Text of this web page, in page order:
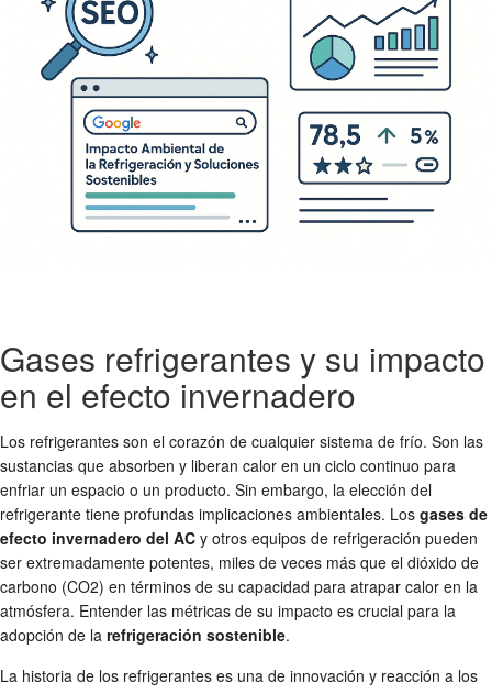
Gases refrigerantes y su impacto
en el efecto invernadero
Los refrigerantes son el corazón de cualquier sistema de frío. Son las
sustancias que absorben y liberan calor en un ciclo continuo para
enfriar un espacio o un producto. Sin embargo, la elección del
refrigerante tiene profundas implicaciones ambientales. Los gases de
efecto invernadero del AC y otros equipos de refrigeración pueden
ser extremadamente potentes, miles de veces más que el dióxido de
carbono (CO2) en términos de su capacidad para atrapar calor en la
atmósfera. Entender las métricas de su impacto es crucial para la
adopción de la refrigeración sostenible.
La historia de los refrigerantes es una de innovación y reacción a los